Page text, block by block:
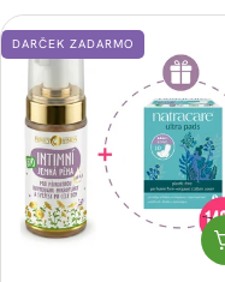
ó
r
DARČEK ZADARMO